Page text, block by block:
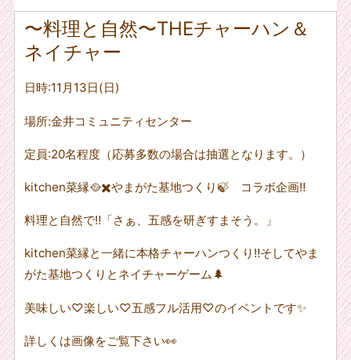
〜料理と自然〜THEチャーハン＆
ネイチャー
日時:11 月 13日(日)
場所:金井コミュニティセンター
定員:20名程度（応募多数の場合は抽選となります。）
kitchen菜縁🥘✖️やまがた基地つくり🍃 コラボ企画‼︎
料理と自然で‼︎ 「さぁ、五感を研ぎすまそう。」
kitchen菜縁と一緒に本格チャーハンつくり ‼︎そしてやま
がた基地つくりとネイチャーゲーム🌲
美味しい♡楽しい♡五感フル活用♡のイベントです✨
詳しくは画像をご覧下さい👀